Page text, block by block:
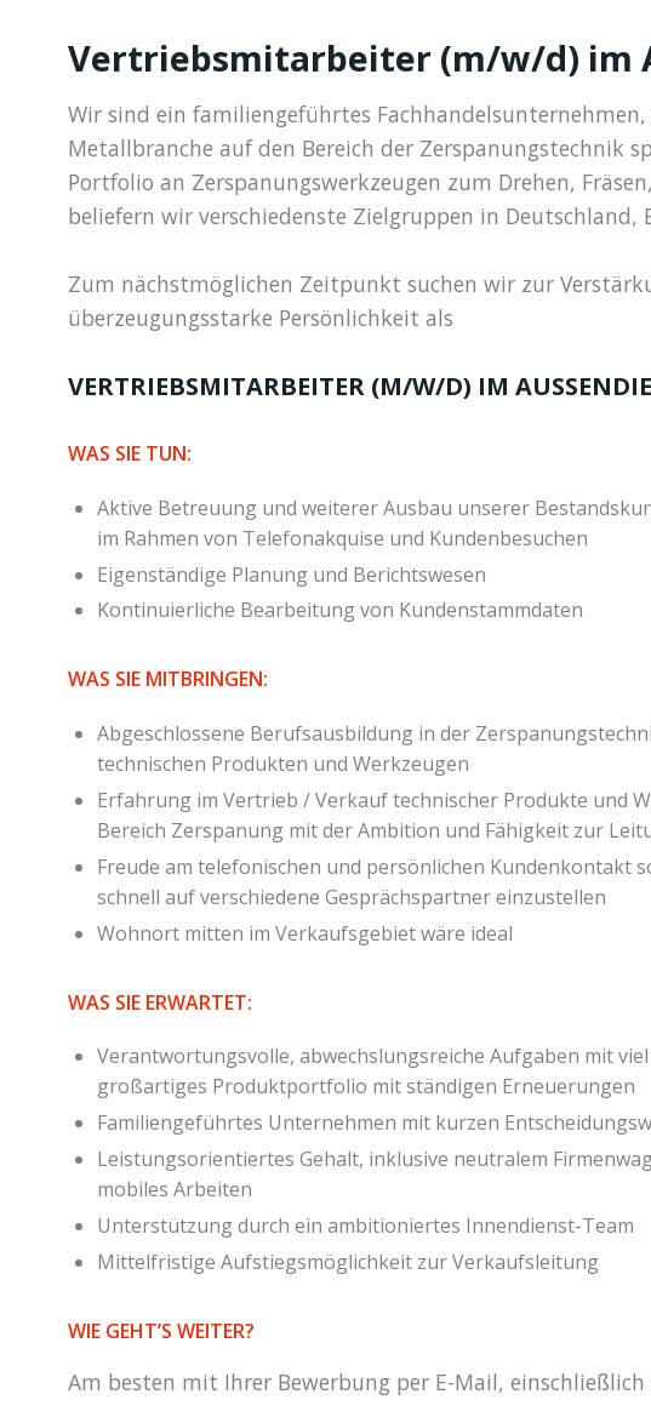
Vertriebsmitarbeiter (m/w/d) im
Wir sind ein familiengeführtes
Metallbranche auf den Bereich der Zerspanungstechnik
Portfolio an Zerspanungswerkzeugen zum Drehen,
beliefern wir verschiedenste Zielgruppen in Deutschland,
Zum nächstmöglichen Zeitpunkt suchen wir zur
überzeugungsstarke Persönlichkeit als
VERTRIEBSMITARBEITER (M/W/D) IM
WAS SIE TUN:
Aktive Betreuung und weiterer Ausbau unserer
im Rahmen von Telefonakquise und Kundenbesuchen
Eigenständige Planung und Berichtswesen
Kontinuierliche Bearbeitung von Kundenstammdaten
WAS SIE MITBRINGEN:
Abgeschlossene Berufsausbildung in der
technischen Produkten und Werkzeugen
Erfahrung im Vertrieb / Verkauf technischer Produkte und
Bereich Zerspanung mit der Ambition und Fähigkeit zur
Freude am telefonischen und persönlichen Kundenkontakt
schnell auf verschiedene Gesprächspartner einzustellen
Wohnort mitten im Verkaufsgebiet wäre ideal
WAS SIE ERWARTET:
Verantwortungsvolle, abwechslungsreiche Aufgaben mit
großartiges Produktportfolio mit ständigen Erneuerungen
Familiengeführtes Unternehmen mit kurzen
Leistungsorientiertes Gehalt, inklusive neutralem
mobiles Arbeiten
Unterstützung durch ein ambitioniertes Innendienst-Team
Mittelfristige Aufstiegsmöglichkeit zur Verkaufsleitung
WIE GEHT’S WEITER?
Am besten mit Ihrer Bewerbung per E-Mail,